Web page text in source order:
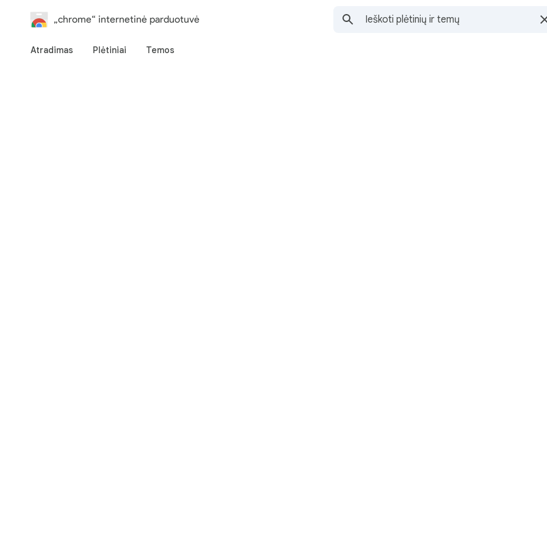
„chrome“ internetinė parduotuvė
Atradimas Plėtiniai Temos